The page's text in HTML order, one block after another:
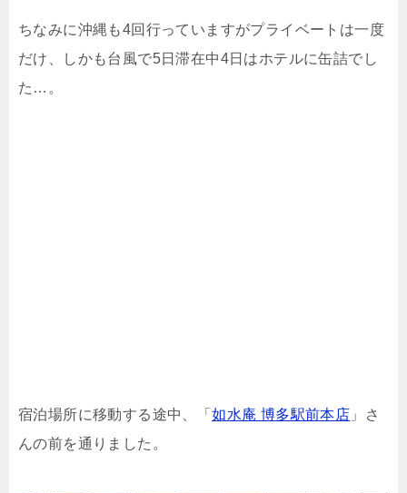
ちなみに沖縄も4回行っていますがプライベートは一度
だけ、しかも台風で5日滞在中4日はホテルに缶詰でし
た…。
宿泊場所に移動する途中、「如水庵 博多駅前本店 」さ
んの前を通りました。